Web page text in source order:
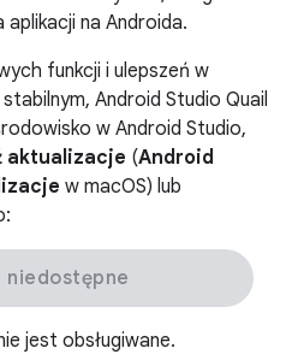
na Androida.
funkcji i ulepszeń w
Android Studio Quail
w Android Studio,
aktualizacje (Android
w macOS) lub
niedostępne
jest obsługiwane.